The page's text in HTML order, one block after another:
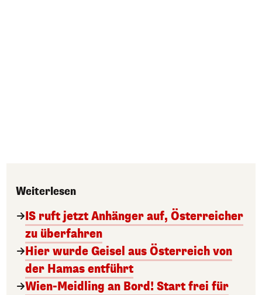
Weiterlesen
IS ruft jetzt Anhänger auf, Österreicher
zu überfahren
Hier wurde Geisel aus Österreich von
der Hamas entführt
Wien-Meidling an Bord! Start frei für